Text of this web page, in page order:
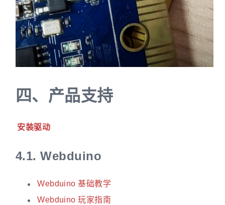
四、 产品支持
安装驱动
4.1.Webduino
Webduino 基础教学
Webduino 玩家指南